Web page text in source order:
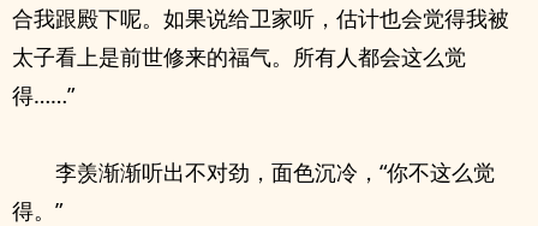
合我跟殿下呢。如果说给卫家听，估计也会觉得我被
太子看上是前世修来的福气。所有人都会这么觉
得……”
李羡渐渐听出不对劲，面色沉冷，“你不这么觉
得。”